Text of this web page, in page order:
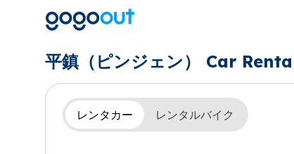
平鎮（ピンジェン） Car
レンタカー レンタルバイク